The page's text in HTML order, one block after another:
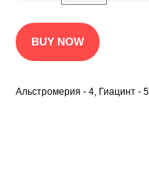
BUY NOW
Альстромерия - 4, Гиацинт -